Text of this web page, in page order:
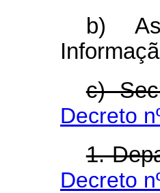
b)
c)
Decreto
1.
Decreto